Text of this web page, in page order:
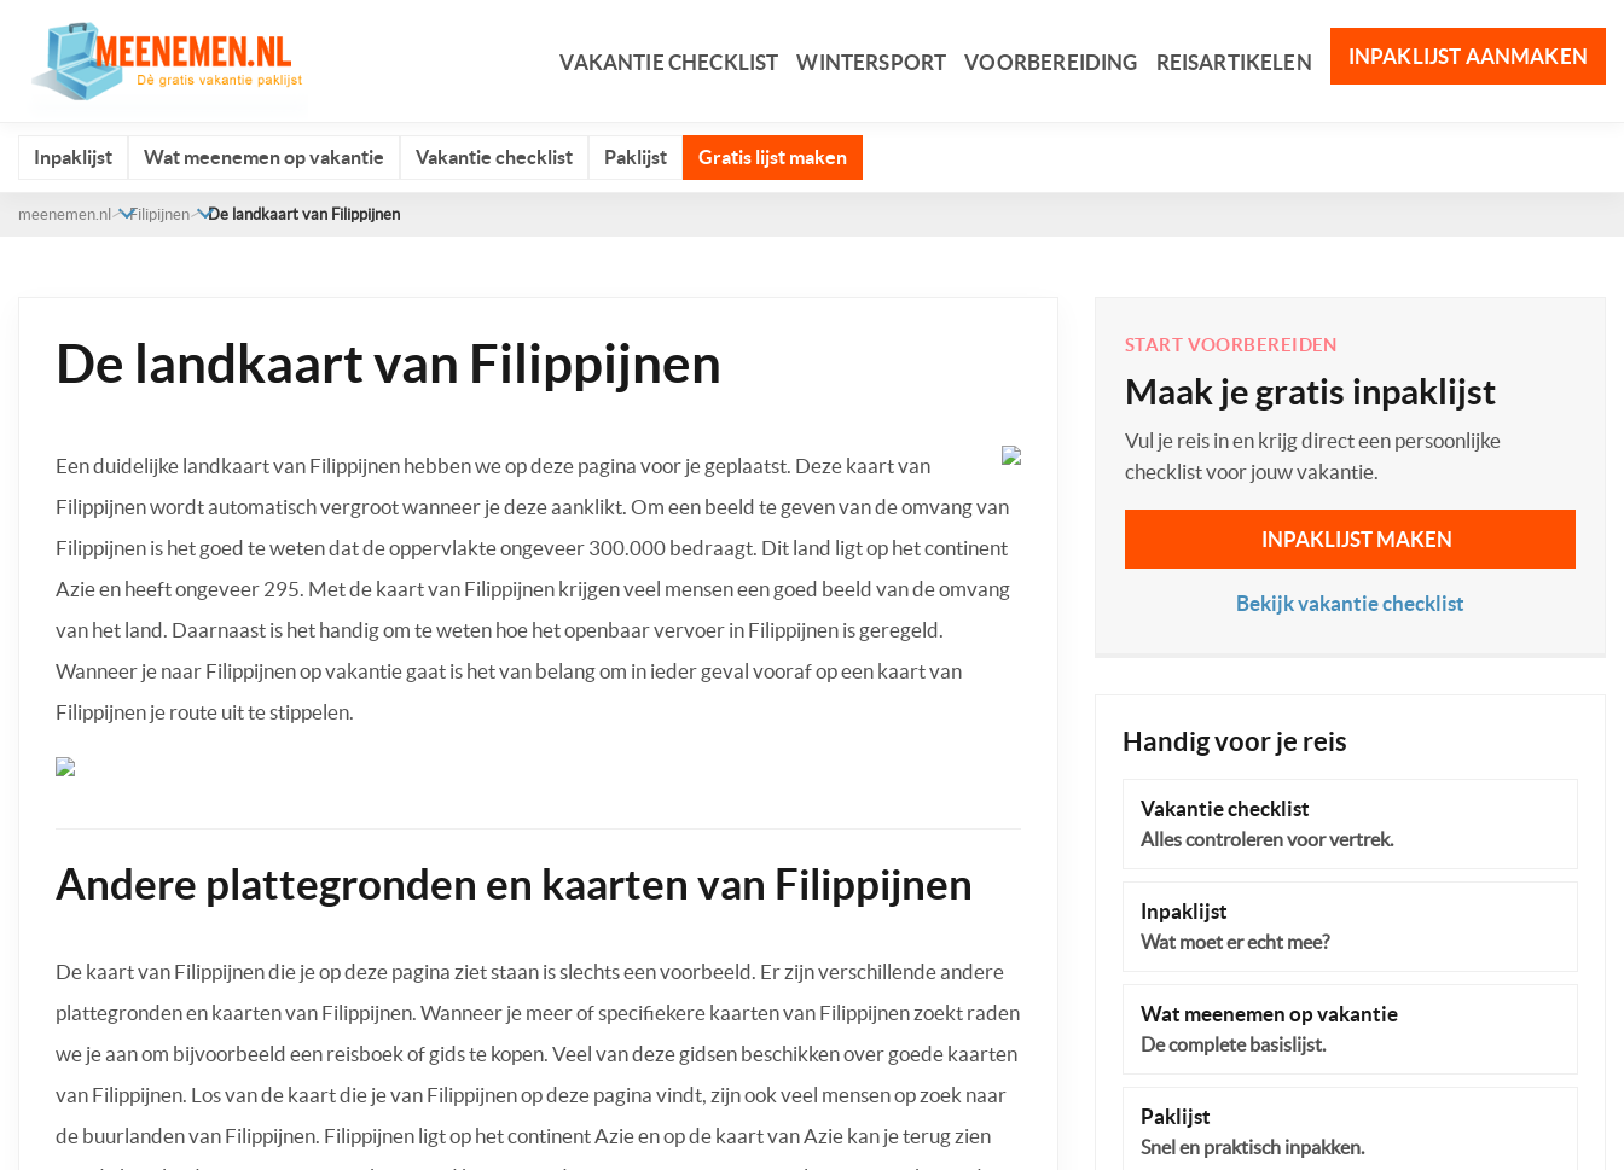
VAKANTIE CHECKLIST WINTERSPORT VOORBEREIDING REISARTIKELEN INPAKLIJST AANMAKEN
Inpaklijst Wat meenemen op vakantie Vakantie checklist Paklijst Gratis lijst maken
meenemen.nl Filipijnen De landkaart van Filippijnen
De landkaart van Filippijnen
Een duidelijke landkaart van Filippijnen hebben we op deze pagina voor je geplaatst. Deze kaart van
Filippijnen wordt automatisch vergroot wanneer je deze aanklikt. Om een beeld te geven van de omvang van
Filippijnen is het goed te weten dat de oppervlakte ongeveer 300.000 bedraagt. Dit land ligt op het continent
Azie en heeft ongeveer 295. Met de kaart van Filippijnen krijgen veel mensen een goed beeld van de omvang
van het land. Daarnaast is het handig om te weten hoe het openbaar vervoer in Filippijnen is geregeld.
Wanneer je naar Filippijnen op vakantie gaat is het van belang om in ieder geval vooraf op een kaart van
Filippijnen je route uit te stippelen.
Andere plattegronden en kaarten van Filippijnen
De kaart van Filippijnen die je op deze pagina ziet staan is slechts een voorbeeld. Er zijn verschillende andere
plattegronden en kaarten van Filippijnen. Wanneer je meer of specifiekere kaarten van Filippijnen zoekt raden
we je aan om bijvoorbeeld een reisboek of gids te kopen. Veel van deze gidsen beschikken over goede kaarten
van Filippijnen. Los van de kaart die je van Filippijnen op deze pagina vindt, zijn ook veel mensen op zoek naar
de buurlanden van Filippijnen. Filippijnen ligt op het continent Azie en op de kaart van Azie kan je terug zien
START VOORBEREIDEN
Maak je gratis inpaklijst
Vul je reis in en krijg direct een persoonlijke
checklist voor jouw vakantie.
INPAKLIJST MAKEN
Bekijk vakantie checklist
Handig voor je reis
Vakantie checklist
Alles controleren voor vertrek.
Inpaklijst
Wat moet er echt mee?
Wat meenemen op vakantie
De complete basislijst.
Paklijst
Snel en praktisch inpakken.